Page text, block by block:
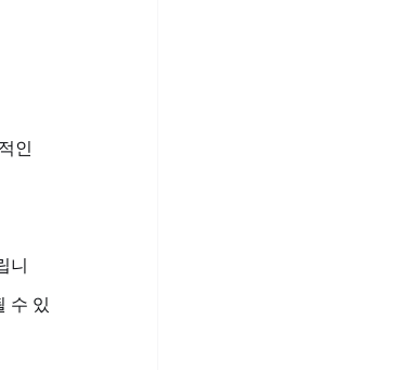
인
니
수 있